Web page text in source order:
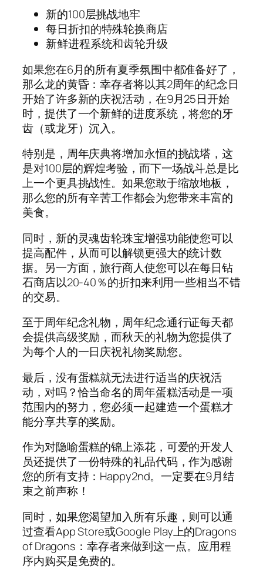
新的100层挑战地牢
每日折扣的特殊轮换商店
新鲜进程系统和齿轮升级
如果您在6月的所有夏季氛围中都准备好了，
那么龙的黄昏：幸存者将以其2周年的纪念日
开始了许多新的庆祝活动，在9月25日开始
时，提供了一个新鲜的进度系统，将您的牙
齿（或龙牙）沉入。
特别是，周年庆典将增加永恒的挑战塔，这
是对100层的辉煌考验，而下一场战斗总是比
上一个更具挑战性。如果您敢于缩放地板，
那么您的所有辛苦工作都会为您带来丰富的
美食。
同时，新的灵魂齿轮珠宝增强功能使您可以
提高配件，从而可以解锁更强大的统计数
据。另一方面，旅行商人使您可以在每日钻
石商店以20-40％的折扣来利用一些相当不错
的交易。
至于周年纪念礼物，周年纪念通行证每天都
会提供高级奖励，而秋天的礼物为您提供了
为每个人的一日庆祝礼物奖励您。
最后，没有蛋糕就无法进行适当的庆祝活
动，对吗？恰当命名的周年蛋糕活动是一项
范围内的努力，您必须一起建造一个蛋糕才
能分享共享的奖励。
作为对隐喻蛋糕的锦上添花，可爱的开发人
员还提供了一份特殊的礼品代码，作为感谢
您的所有支持：Happy2nd。一定要在9月结
束之前声称！
同时，如果您渴望加入所有乐趣，则可以通
过查看App Store或Google Play上的Dragons
of Dragons：幸存者来做到这一点。应用程
序内购买是免费的。